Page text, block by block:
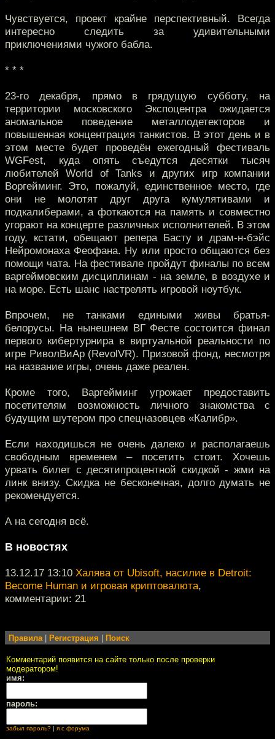
Чувствуется, проект крайне перспективный. Всегда
интересно следить за удивительными
приключениями чужого бабла.
* * *
23-го декабря, прямо в грядущую субботу, на
территории московского Экспоцентра ожидается
аномальное поведение металлодетекторов и
повышенная концентрация танкистов. В этот день и в
этом месте будет проведён ежегодный фестиваль
WGFest, куда опять съедутся десятки тысяч
любителей World of Tanks и других игр компании
Воргейминг. Это, пожалуй, единственное место, где
они не молотят друг друга кумулятивами и
подкалиберами, а фоткаются на память и совместно
угорают на концерте различных исполнителей. В этом
году, кстати, обещают репера Басту и драм-н-бэйс
Нейромонаха Феофана. Ну или просто общаются без
помощи чата. На фестивале пройдут финалы по всем
варгеймовским дисциплинам - на земле, в воздухе и
на море. Есть шанс настрелять игровой ноутбук.
Впрочем, не танками едиными живы братья-
белорусы. На нынешнем ВГ Фесте состоится финал
первого кибертурнира в виртуальной реальности по
игре РиволВиАр (RevolVR). Призовой фонд, несмотря
на название игры, очень даже реален.
Кроме того, Варгейминг угрожает предоставить
посетителям возможность личного знакомства с
будущим шутером про спецназовцев «Калибр».
Если находишься не очень далеко и располагаешь
свободным временем – посетить стоит. Хочешь
урвать билет с десятипроцентной скидкой - жми на
линк внизу. Скидка не бесконечная, долго думать не
рекомендуется.
А на сегодня всё.
В новостях
13.12.17 13:10 Халява от Ubisoft, насилие в Detroit:
Become Human и игровая криптовалюта,
комментарии: 21
Правила| Регистрация Поиск
Комментарий появится на сайте только после проверки
модератором!
имя:
пароль:
забыл пароль? | я с форума